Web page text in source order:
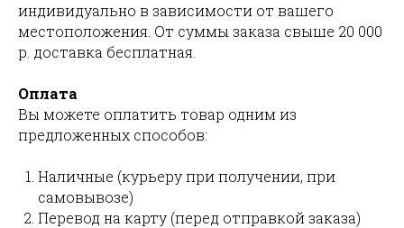
индивидуально в зависимости от вашего
местоположения. От суммы заказа свыше 20 000
р. доставка бесплатная.
Оплата
Вы можете оплатить товар одним из
предложенных способов:
Наличные (курьеру при получении, при
самовывозе)
Перевод на карту (перед отправкой заказа)